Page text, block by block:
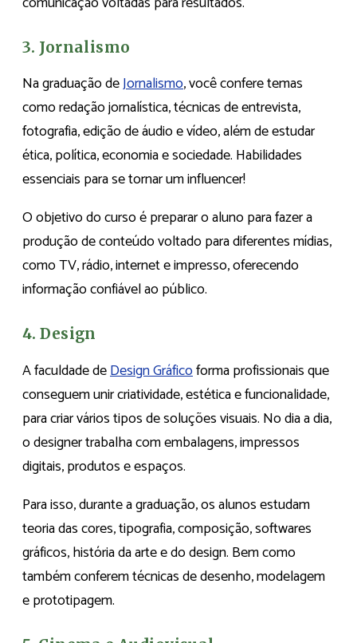
3. Jornalismo
Na graduação deJornalismo, você confere temas
como redação jornalística, técnicas de entrevista,
fotografia, edição de áudio e vídeo, além de estudar
ética, política, economia e sociedade. Habilidades
essenciais para se tornar um influencer!
O objetivo do curso é preparar o aluno para fazer a
produção de conteúdo voltado para diferentes mídias,
como TV, rádio, internet e impresso, oferecendo
informação confiável ao público.
4. Design
A faculdade deDesign Gráficoforma profissionais que
conseguem unir criatividade, estética e funcionalidade,
para criar vários tipos de soluções visuais. No dia a dia,
o designer trabalha com embalagens, impressos
digitais, produtos e espaços.
Para isso, durante a graduação, os alunos estudam
teoria das cores, tipografia, composição, softwares
gráficos, história da arte e do design. Bem como
também conferem técnicas de desenho, modelagem
e prototipagem.